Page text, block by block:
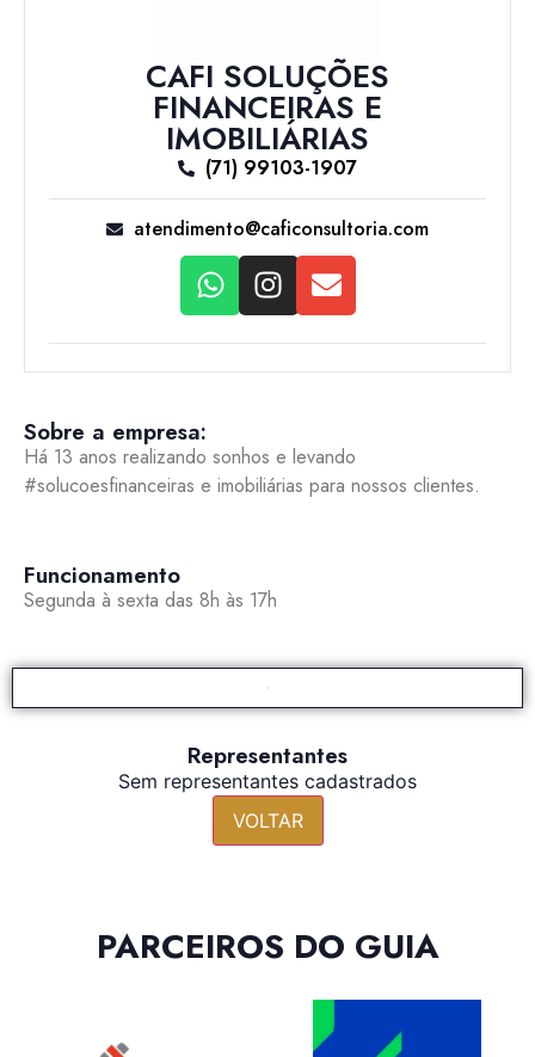
CAFI SOLUÇÕES
FINANCEIRAS E
IMOBILIÁRIAS
(71) 99103-1907
atendimento@caficonsultoria.com
Sobre a empresa:
Há 13 anos realizando sonhos e levando
#solucoesfinanceiras e imobiliárias para nossos clientes.
Funcionamento
Segunda à sexta das 8h às 17h
Representantes
Sem representantes cadastrados
VOLTAR
PARCEIROS DO GUIA